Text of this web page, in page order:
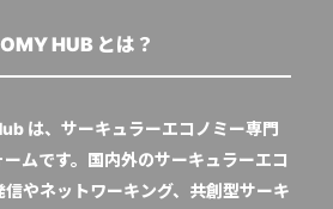
HUB とは？
は、サーキュラーエコノミー専門
ムです。国内外のサーキュラーエコ
やネットワーキング、共創型サーキ